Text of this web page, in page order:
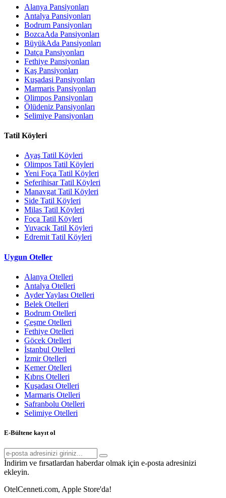
Alanya Pansiyonları
Antalya Pansiyonları
Bodrum Pansiyonları
BozcaAda Pansiyonları
BüyükAda Pansiyonları
Datça Pansiyonları
Fethiye Pansiyonları
Kaş Pansiyonları
Kuşadasi Pansiyonları
Marmaris Pansiyonları
Olimpos Pansiyonları
Ölüdeniz Pansiyonları
Selimiye Pansiyonları
Tatil Köyleri
Ayaş Tatil Köyleri
Olimpos Tatil Köyleri
Yeni Foça Tatil Köyleri
Seferihisar Tatil Köyleri
Manavgat Tatil Köyleri
Side Tatil Köyleri
Milas Tatil Köyleri
Foça Tatil Köyleri
Yuvacık Tatil Köyleri
Edremit Tatil Köyleri
Uygun Oteller
Alanya Otelleri
Antalya Otelleri
Ayder Yaylası Otelleri
Belek Otelleri
Bodrum Otelleri
Çeşme Otelleri
Fethiye Otelleri
Göcek Otelleri
İstanbul Otelleri
İzmir Otelleri
Kemer Otelleri
Kıbrıs Otelleri
Kuşadası Otelleri
Marmaris Otelleri
Safranbolu Otelleri
Selimiye Otelleri
E-Bültene kayıt ol
İndirim ve fırsatlardan haberdar olmak için e-posta adresinizi
ekleyin.
OtelCenneti.com, Apple Store'da!